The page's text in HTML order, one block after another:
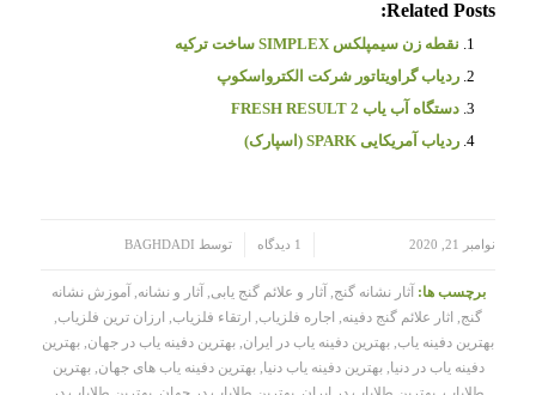
Related Posts:
نقطه زن سیمپلکس SIMPLEX ساخت ترکیه
ردیاب گراویتاتور شرکت الکترواسکوپ
دستگاه آب یاب FRESH RESULT 2
ردیاب آمریکایی SPARK (اسپارک)
نوامبر 21, 2020 1 دیدگاه توسط BAGHDADI
برچسب ها: آثار نشانه گنج, آثار و علائم گنج یابی, آثار و نشانه, آموزش نشانه
گنج, اثار علائم گنج دفینه, اجاره فلزیاب, ارتقاء فلزیاب, ارزان ترین فلزیاب,
بهترین دفینه یاب, بهترین دفینه یاب در ایران, بهترین دفینه یاب در جهان, بهترین
دفینه یاب در دنیا,بهترین دفینه یاب دنیا,بهترین دفینه یاب های جهان,بهترین